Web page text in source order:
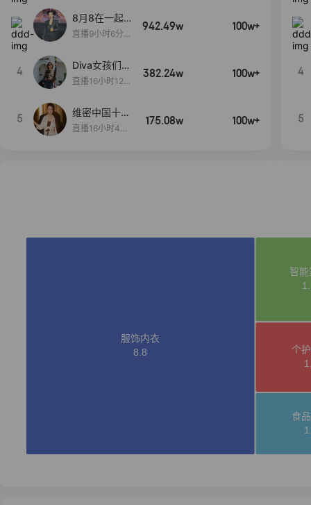
8月8在一起
生日献礼盛典
直播9小时6分1
942.49w 100w+
4
Diva女孩们集
合啦~意大利
直播16小时12
382.24w 100w+
5
维密中国十周
年 与你如此
直播16小时48
175.08w 100w+
4
5